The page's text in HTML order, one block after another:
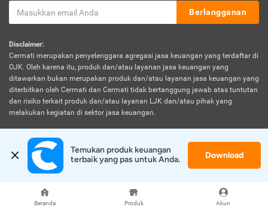
Beranda Produk Akun
Berlangganan
Disclaimer:
Cermati merupakan penyelenggara agregasi jasa keuangan yang terdaftar di
OJK. Oleh karena itu, produk dan/atau layanan jasa keuangan yang
ditawarkan bukan merupakan produk dan/atau layanan jasa keuangan yang
diterbitkan oleh Cermati dan Cermati tidak bertanggung jawab atas tuntutan
dan risiko terkait produk dan/atau layanan LJK dan/atau pihak yang
melakukan kegiatan di sektor jasa keuangan.
© 2026 Cermati. All Rights Reserved.
Temukan produk keuangan
terbaik yang pas untuk Anda.
Download